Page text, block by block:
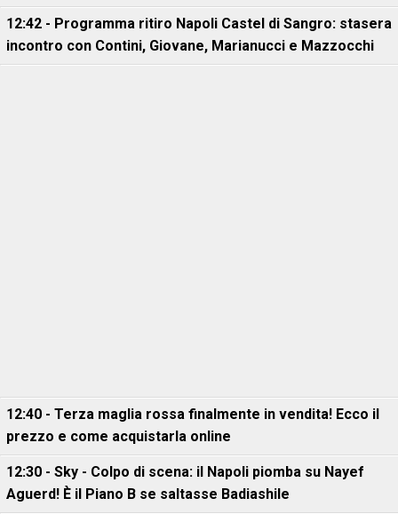
12:42 - Programma ritiro Napoli Castel di Sangro: stasera
incontro con Contini, Giovane, Marianucci e Mazzocchi
12:40 - Terza maglia rossa finalmente in vendita! Ecco il
prezzo e come acquistarla online
12:30 - Sky - Colpo di scena: il Napoli piomba su Nayef
Aguerd! È il Piano B se saltasse Badiashile